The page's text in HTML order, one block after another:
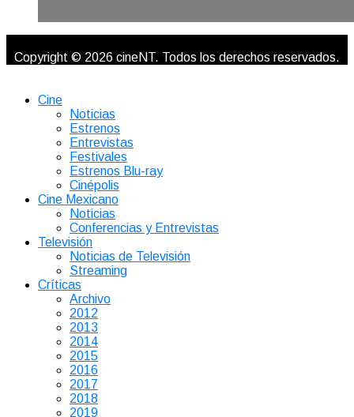
Copyright © 2026 cineNT. Todos los derechos reservados.
Cine
Noticias
Estrenos
Entrevistas
Festivales
Estrenos Blu-ray
Cinépolis
Cine Mexicano
Noticias
Conferencias y Entrevistas
Televisión
Noticias de Televisión
Streaming
Críticas
Archivo
2012
2013
2014
2015
2016
2017
2018
2019